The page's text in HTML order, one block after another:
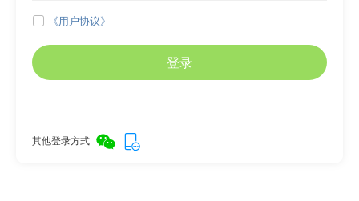
 《用户协议》
登录
其他登录方式